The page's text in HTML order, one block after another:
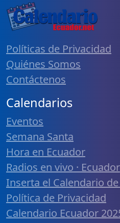
Políticas de Privacidad
Quiénes Somos
Contáctenos
Calendarios
Eventos
Semana Santa
Hora en Ecuador
Radios en vivo · Ecuador
Inserta el Calendario
Política de Privacidad
Calendario Ecuador